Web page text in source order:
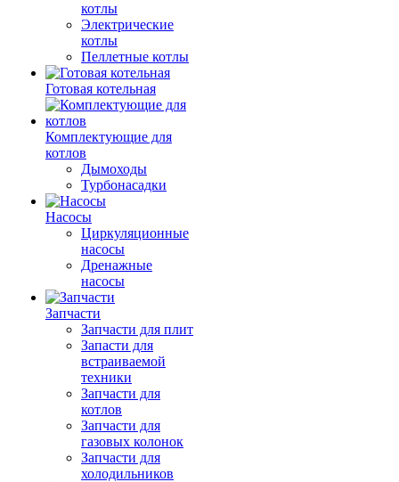
котлы
Электрические
котлы
Пеллетные котлы
Готовая котельная
Комплектующие для
котлов
Дымоходы
Турбонасадки
Насосы
Циркуляционные
насосы
Дренажные
насосы
Запчасти
Запчасти для плит
Запасти для
встраиваемой
техники
Запчасти для
котлов
Запчасти для
газовых колонок
Запчасти для
холодильников